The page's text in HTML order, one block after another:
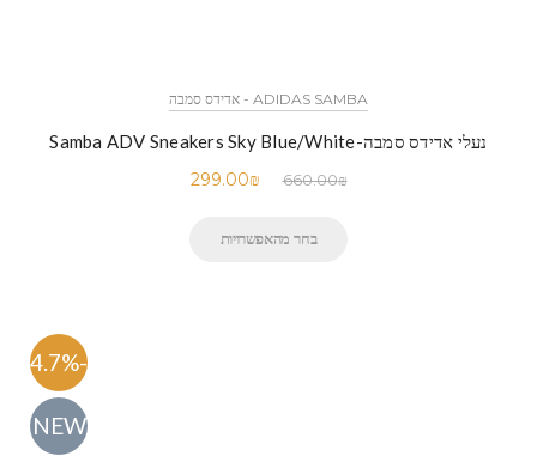
ADIDAS SAMBA - אדידס סמבה
נעלי אדידס סמבה-Samba ADV Sneakers Sky Blue/White
660.00₪
299.00₪
בחר מהאפשרויות
-54.7%
NEW